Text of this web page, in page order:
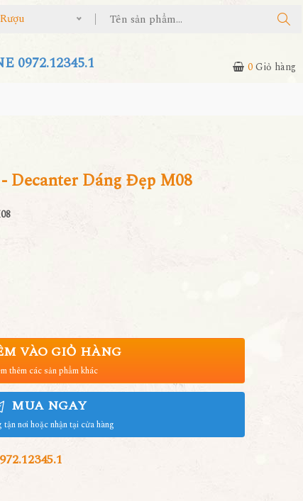
0972.12345.1 0Giỏ hàng
Decanter Dáng Đẹp M08
VÀO GIỎ HÀNG
thêm các sản phẩm khác
MUA NGAY
tận nơi hoặc nhận tại cửa hàng